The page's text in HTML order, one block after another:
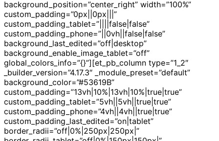
background_position=”center_right” width=”100%”
custom_padding=”0px||0px|||”
custom_padding_tablet=”||||false|false”
custom_padding_phone=”||0vh||false|false”
background_last_edited=”off|desktop”
background_enable_image_tablet=”off”
global_colors_info=”{}”][et_pb_column type=”1_2″
_builder_version=”4.17.3″ _module_preset=”default”
background_color=”#53619B”
custom_padding=”13vh|10%|13vh|10%|true|true”
custom_padding_tablet=”5vh||5vh||true|true”
custom_padding_phone=”4vh||4vh||true|true”
custom_padding_last_edited=”on|tablet”
border_radii=”off|0%|250px|250px|”